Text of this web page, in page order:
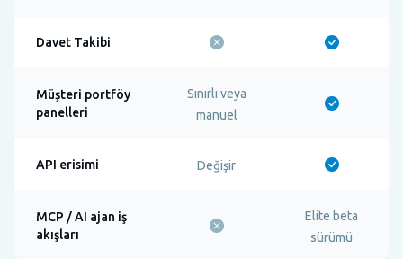
Davet Takibi
Müşteri portföy
panelleri
Sınırlı veya
manuel
API erisimi Değişir
MCP / AI ajan iş
akışları
Elite beta
sürümü